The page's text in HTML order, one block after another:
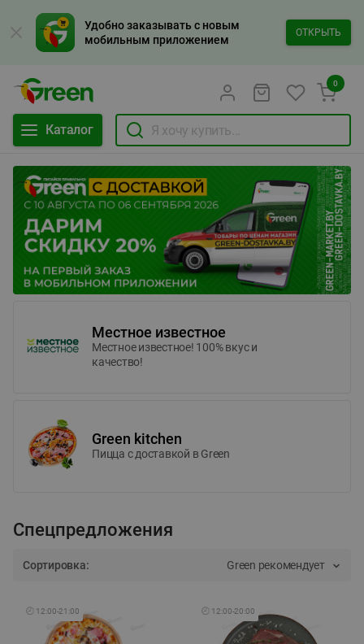
Удобно заказывать с новым
мобильным приложением
ОТКРЫТЬ
Каталог
0
Местное известное
Местное известное! 100% вкус и
качество!
Green kitchen
Пицца c доставкой в Green
Спецпредложения
Сортировка: Green рекомендует
🕘 12:00-21:00 🕘 12:00-20:00